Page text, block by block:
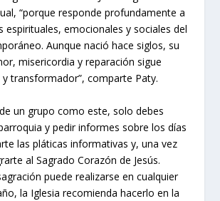
“porque responde profundamente a
espirituales, emocionales y sociales del
Aunque nació hace siglos, su
misericordia y reparación sigue
transformador”, comparte Paty.
un grupo como este, solo debes
y pedir informes sobre los días
las pláticas informativas y, una vez
al Sagrado Corazón de Jesús.
puede realizarse en cualquier
la Iglesia recomienda hacerlo en la